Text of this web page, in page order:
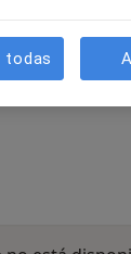
todas